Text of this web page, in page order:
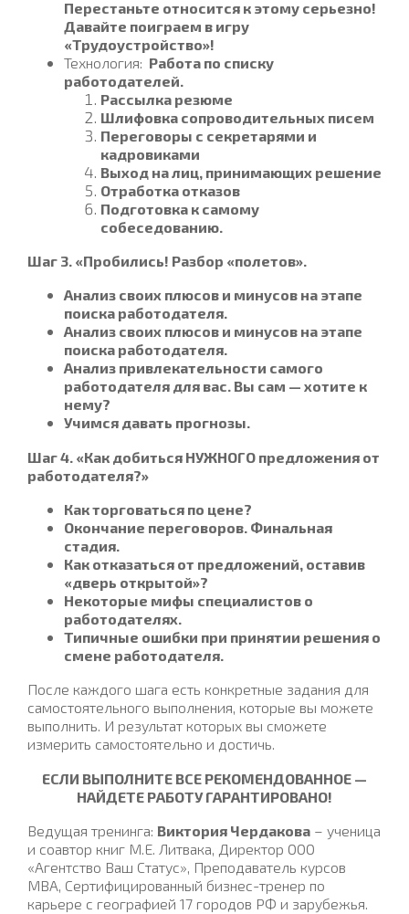
Перестаньте относится к этому серьезно!
Давайте поиграем в игру
«Трудоустройство»!
Технология: Работа по списку
работодателей.
Рассылка резюме
Шлифовка сопроводительных писем
Переговоры с секретарями и
кадровиками
Выход на лиц, принимающих решение
Отработка отказов
Подготовка к самому
собеседованию.
Шаг 3. «Пробились! Разбор «полетов».
Анализ своих плюсов и минусов на этапе
поиска работодателя.
Анализ своих плюсов и минусов на этапе
поиска работодателя.
Анализ привлекательности самого
работодателя для вас. Вы сам — хотите к
нему?
Учимся давать прогнозы.
Шаг 4. «Как добиться НУЖНОГО предложения от
работодателя?»
Как торговаться по цене?
Окончание переговоров. Финальная
стадия.
Как отказаться от предложений, оставив
«дверь открытой»?
Некоторые мифы специалистов о
работодателях.
Типичные ошибки при принятии решения о
смене работодателя.
После каждого шага есть конкретные задания для
самостоятельного выполнения, которые вы можете
выполнить. И результат которых вы сможете
измерить самостоятельно и достичь.
ЕСЛИ ВЫПОЛНИТЕ ВСЕ РЕКОМЕНДОВАННОЕ —
НАЙДЕТЕ РАБОТУ ГАРАНТИРОВАНО!
Ведущая тренинга: Виктория Чердакова – ученица
и соавтор книг М.Е. Литвака, Директор ООО
«Агентство Ваш Статус», Преподаватель курсов
MBA, Сертифицированный бизнес-тренер по
карьере с географией 17 городов РФ и зарубежья.